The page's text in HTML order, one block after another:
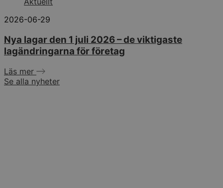
2026-06-29
Nya lagar den 1 juli 2026 – de viktigaste
lagändringarna för företag
Läs mer
Se alla nyheter